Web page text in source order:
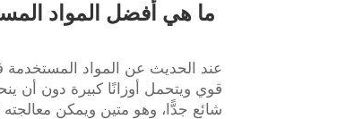
ما هي أفضل المواد
عند الحديث عن المواد المستخدمة
قوي ويتحمل أوزانًا كبيرة دون أن
شائع جدًّا، وهو متين ويمكن معالجته